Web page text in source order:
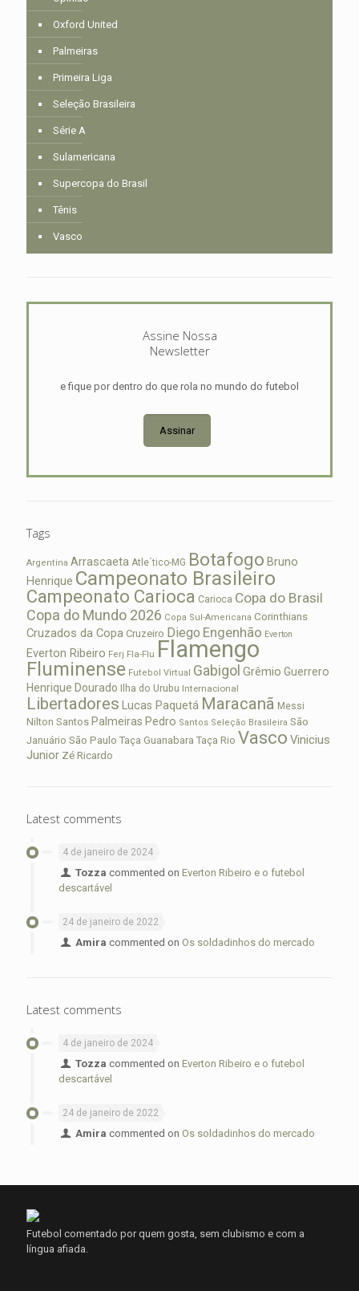
Oxford United
Palmeiras
Primeira Liga
Seleção Brasileira
Série A
Sulamericana
Supercopa do Brasil
Tênis
Vasco
Assine Nossa
Newsletter
e fique por dentro do que rola no mundo do futebol
Assinar
Tags
Argentina Arrascaeta Atle´tico-MG Botafogo Bruno
Henrique Campeonato Brasileiro
Campeonato Carioca Carioca Copa do Brasil
Copa do Mundo 2026 Copa Sul-Americana Corinthians
Cruzados da Copa Cruzeiro Diego Engenhão Everton
Everton Ribeiro Ferj Fla-Flu Flamengo
Fluminense Futebol Virtual Gabigol Grêmio Guerrero
Henrique Dourado Ilha do Urubu Internacional
Libertadores Lucas Paquetá Maracanã Messi
Nilton Santos Palmeiras Pedro Santos Seleção Brasileira São
Januário São Paulo Taça Guanabara Taça Rio Vasco Vinicius
Junior Zé Ricardo
Latest comments
4 de janeiro de 2024
Tozza commented onEverton Ribeiro e o futebol
descartável
24 de janeiro de 2022
Amira commented onOs soldadinhos do mercado
Latest comments
4 de janeiro de 2024
Tozza commented onEverton Ribeiro e o futebol
descartável
24 de janeiro de 2022
Amira commented onOs soldadinhos do mercado
Futebol comentado por quem gosta, sem clubismo e com a
língua afiada.